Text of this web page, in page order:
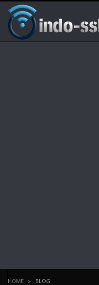
HOME BLOG